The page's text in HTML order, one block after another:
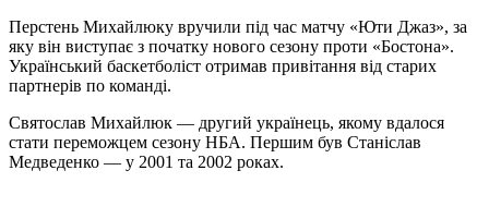
Перстень Михайлюку вручили під час матчу «Юти Джаз», за
яку він виступає з початку нового сезону проти «Бостона».
Український баскетболіст отримав привітання від старих
партнерів по команді.
Святослав Михайлюк — другий українець, якому вдалося
стати переможцем сезону НБА. Першим був Станіслав
Медведенко — у 2001 та 2002 роках.